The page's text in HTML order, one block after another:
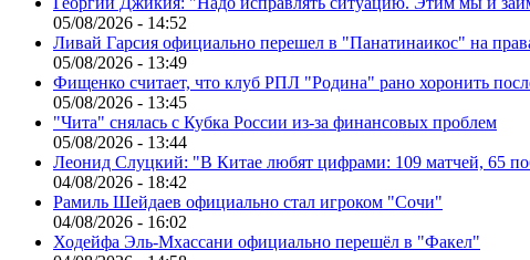
05/08/2026 - 14:52
Ливай Гарсия официально перешел в "Панатинаикос" на
05/08/2026 - 13:49
Фищенко считает, что клуб РПЛ "Родина" рано хоронить
05/08/2026 - 13:45
"Чита" снялась с Кубка России из-за финансовых проблем
05/08/2026 - 13:44
Леонид Слуцкий: "В Китае любят цифрами: 109 матчей, 65
04/08/2026 - 18:42
Рамиль Шейдаев официально стал игроком "Сочи"
04/08/2026 - 16:02
Ходейфа Эль-Мхассани официально перешёл в "Факел"